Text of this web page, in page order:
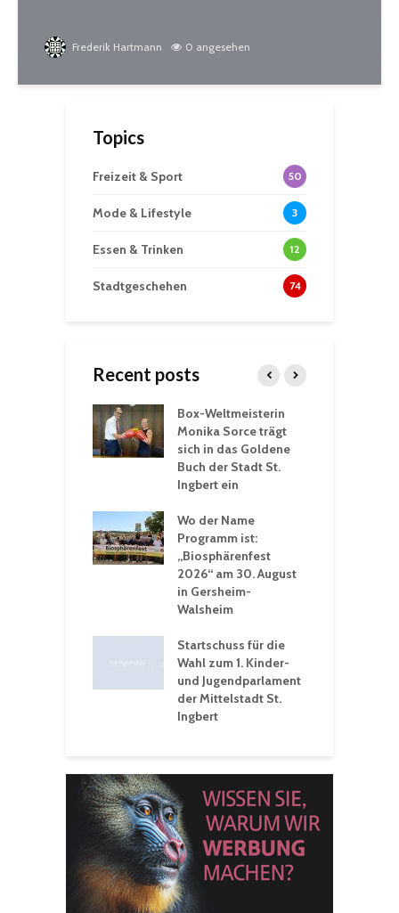
Frederik Hartmann 0 angesehen
Topics
Freizeit & Sport 50
Mode & Lifestyle 3
Essen & Trinken 12
Stadtgeschehen 74
Recent posts
Box-Weltmeisterin
Monika Sorce trägt
sich in das Goldene
Buch der Stadt St.
Ingbert ein
Wo der Name
Programm ist:
„Biosphärenfest
2026“ am 30. August
in Gersheim-
Walsheim
Startschuss für die
Wahl zum 1. Kinder-
und Jugendparlament
der Mittelstadt St.
Ingbert